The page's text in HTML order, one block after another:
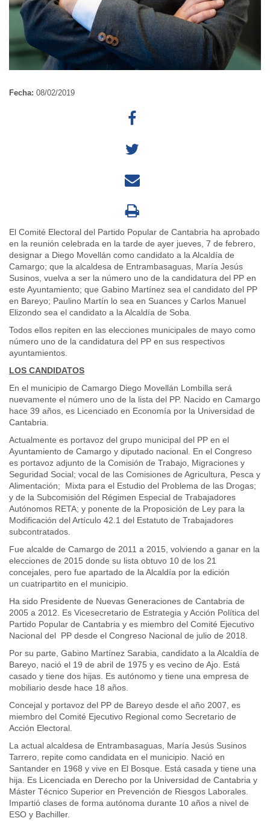
Fecha: 08/02/2019
El Comité Electoral del Partido Popular de Cantabria ha aprobado
en la reunión celebrada en la tarde de ayer jueves, 7 de febrero,
designar a Diego Movellán como candidato a la Alcaldía de
Camargo; que la alcaldesa de Entrambasaguas, María Jesús
Susinos, vuelva a ser la número uno de la candidatura del PP en
este Ayuntamiento; que Gabino Martínez sea el candidato del PP
en Bareyo; Paulino Martín lo sea en Suances y Carlos Manuel
Elizondo sea el candidato a la Alcaldía de Soba.
Todos ellos repiten en las elecciones municipales de mayo como
número uno de la candidatura del PP en sus respectivos
ayuntamientos.
LOS CANDIDATOS
En el municipio de Camargo Diego Movellán Lombilla será
nuevamente el número uno de la lista del PP. Nacido en Camargo
hace 39 años, es Licenciado en Economía por la Universidad de
Cantabria.
Actualmente es portavoz del grupo municipal del PP en el
Ayuntamiento de Camargo y diputado nacional. En el Congreso
es portavoz adjunto de la Comisión de Trabajo, Migraciones y
Seguridad Social; vocal de las Comisiones de Agricultura, Pesca y
Alimentación; Mixta para el Estudio del Problema de las Drogas;
y de la Subcomisión del Régimen Especial de Trabajadores
Autónomos RETA; y ponente de la Proposición de Ley para la
Modificación del Artículo 42.1 del Estatuto de Trabajadores
subcontratados.
Fue alcalde de Camargo de 2011 a 2015, volviendo a ganar en la
elecciones de 2015 donde su lista obtuvo 10 de los 21
concejales, pero fue apartado de la Alcaldía por la edición
un cuatripartito en el municipio.
Ha sido Presidente de Nuevas Generaciones de Cantabria de
2005 a 2012. Es Vicesecretario de Estrategia y Acción Política del
Partido Popular de Cantabria y es miembro del Comité Ejecutivo
Nacional del PP desde el Congreso Nacional de julio de 2018.
Por su parte, Gabino Martínez Sarabia, candidato a la Alcaldía de
Bareyo, nació el 19 de abril de 1975 y es vecino de Ajo. Está
casado y tiene dos hijas. Es autónomo y tiene una empresa de
mobiliario desde hace 18 años.
Concejal y portavoz del PP de Bareyo desde el año 2007, es
miembro del Comité Ejecutivo Regional como Secretario de
Acción Electoral.
La actual alcaldesa de Entrambasaguas, María Jesús Susinos
Tarrero, repite como candidata en el municipio. Nació en
Santander en 1968 y vive en El Bosque. Está casada y tiene una
hija. Es Licenciada en Derecho por la Universidad de Cantabria y
Máster Técnico Superior en Prevención de Riesgos Laborales.
Impartió clases de forma autónoma durante 10 años a nivel de
ESO y Bachiller.